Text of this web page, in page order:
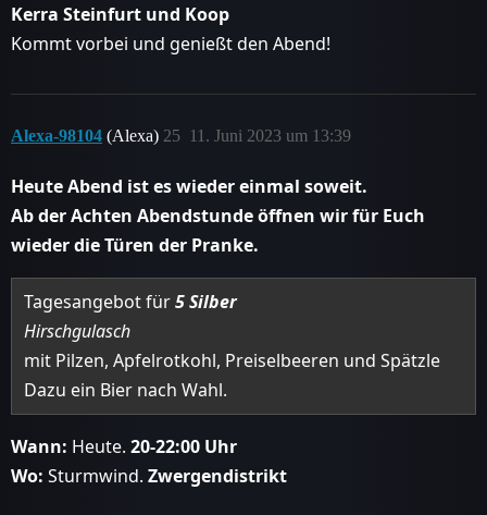
Kerra Steinfurt und Koop
Kommt vorbei und genießt den Abend!
Alexa-98104 (Alexa) 11. Juni 2023 um 13:39
25
Heute Abend ist es wieder einmal soweit.
Ab der Achten Abendstunde öffnen wir für Euch
wieder die Türen der Pranke.
Tagesangebot für5 Silber
Hirschgulasch
mit Pilzen, Apfelrotkohl, Preiselbeeren und Spätzle
Dazu ein Bier nach Wahl.
Wann: Heute. 20-22:00 Uhr
Wo: Sturmwind. Zwergendistrikt